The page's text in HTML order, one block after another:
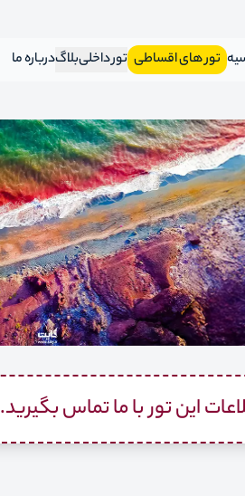
تور های اقساطی تور داخلیبلاگدرباره ما
این تور با ما تماس بگیرید.